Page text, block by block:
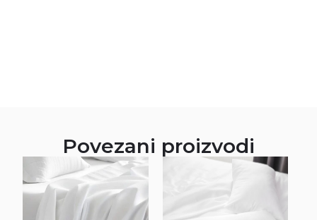
Povezani proizvodi